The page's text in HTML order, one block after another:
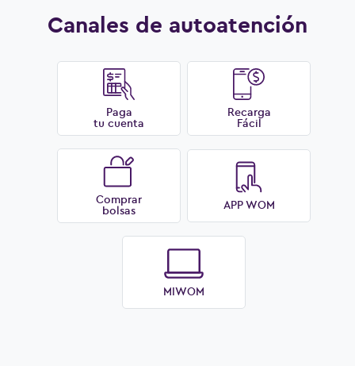
Canales de autoatención
Paga
tu cuenta
Recarga
Fácil
Comprar
bolsas APP WOM
MIWOM